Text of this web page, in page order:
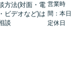
方法(対面・電
ビデオなど)は
談
営業時
間：本日
定休日